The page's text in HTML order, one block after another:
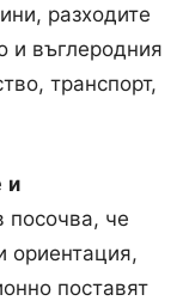
разходите
и въглеродния
транспорт,
и
посочва, че
ориентация,
поставят